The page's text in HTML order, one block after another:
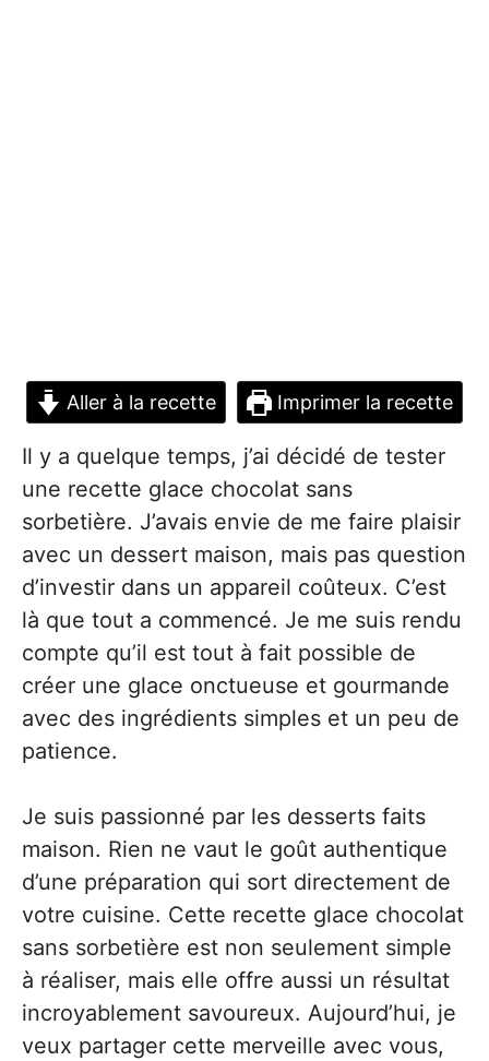
Aller à la recette Imprimer la recette
Il y a quelque temps, j’ai décidé de tester
une recette glace chocolat sans
sorbetière. J’avais envie de me faire plaisir
avec un dessert maison, mais pas question
d’investir dans un appareil coûteux. C’est
là que tout a commencé. Je me suis rendu
compte qu’il est tout à fait possible de
créer une glace onctueuse et gourmande
avec des ingrédients simples et un peu de
patience.
Je suis passionné par les desserts faits
maison. Rien ne vaut le goût authentique
d’une préparation qui sort directement de
votre cuisine. Cette recette glace chocolat
sans sorbetière est non seulement simple
à réaliser, mais elle offre aussi un résultat
incroyablement savoureux. Aujourd’hui, je
veux partager cette merveille avec vous,